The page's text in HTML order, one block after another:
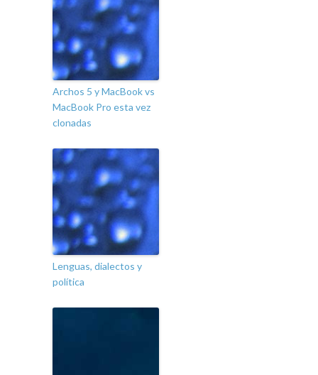
Archos 5 y MacBook vs
MacBook Pro esta vez
clonadas
Lenguas, dialectos y
política